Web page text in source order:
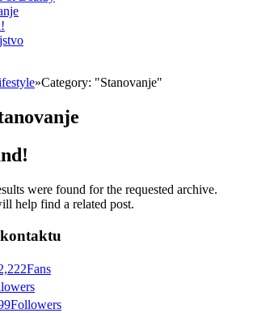
»Category: "Stanovanje"
were found for the requested archive.
help find a related post.
Fans
Followers